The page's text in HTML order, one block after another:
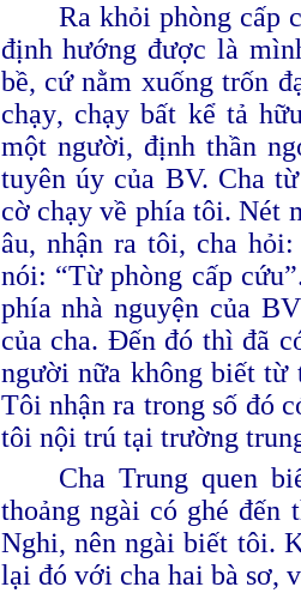
Ra khỏi phòng cấp
định hướng được là
bề, cứ nằm xuống trốn
chạy, chạy bất kể tả
một người, định thần
tuyên úy của BV. Cha
cờ chạy về phía tôi. Nét
âu, nhận ra tôi, cha hỏi:
nói: “Từ phòng cấp
phía nhà nguyện của
của cha. Đến đó thì đã
người nữa không biết từ
Tôi nhận ra trong số đó
tôi nội trú tại trường
Cha Trung quen
thoảng ngài có ghé đến
Nghi, nên ngài biết tôi.
lại đó với cha hai bà sơ,